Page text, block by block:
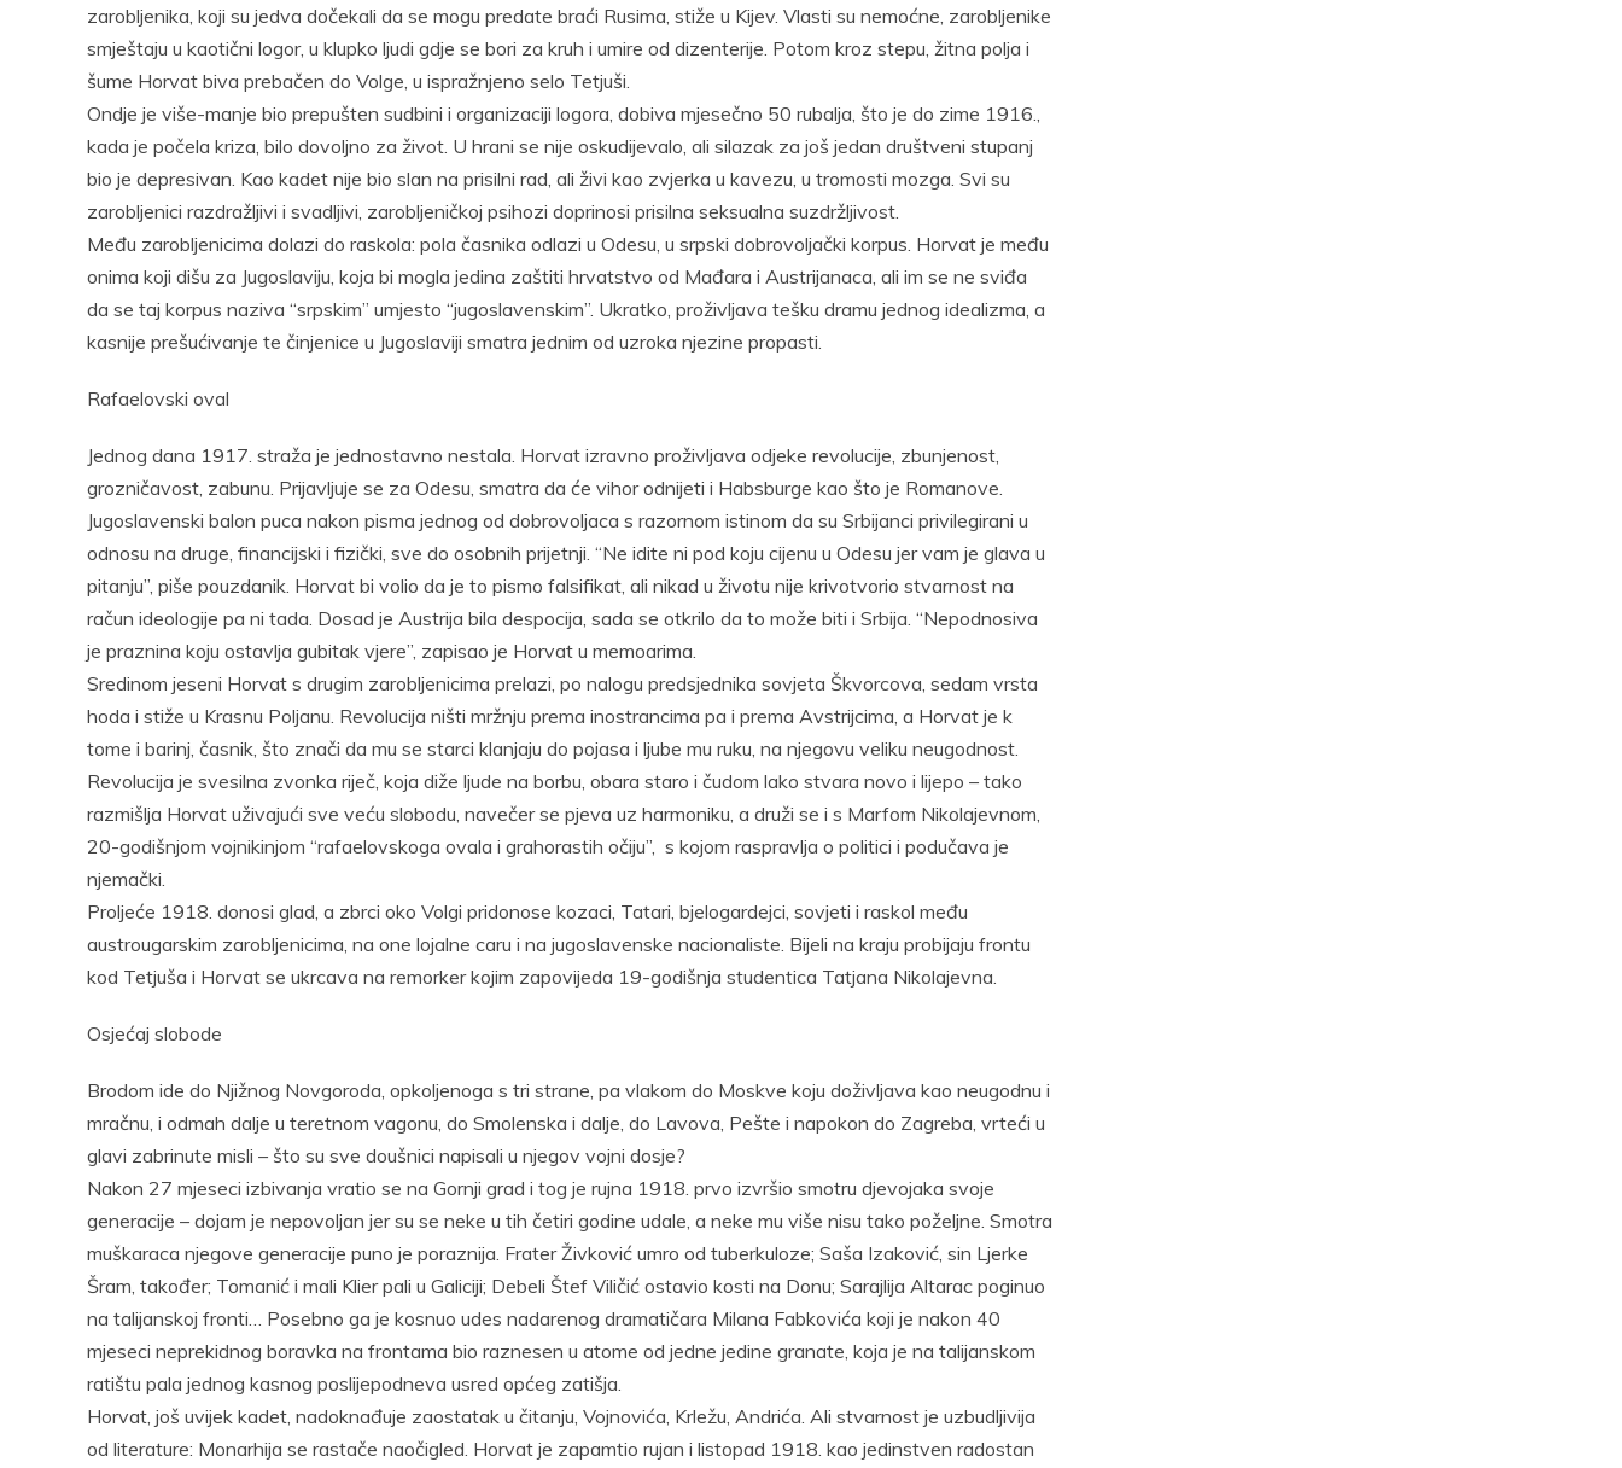
zarobljenika, koji su jedva dočekali da se mogu predate braći Rusima, stiže u Kijev. Vlasti su nemoćne, zarobljenike
smještaju u kaotični logor, u klupko ljudi gdje se bori za kruh i umire od dizenterije. Potom kroz stepu, žitna polja i
šume Horvat biva prebačen do Volge, u ispražnjeno selo Tetjuši.
Ondje je više-manje bio prepušten sudbini i organizaciji logora, dobiva mjesečno 50 rubalja, što je do zime 1916.,
kada je počela kriza, bilo dovoljno za život. U hrani se nije oskudijevalo, ali silazak za još jedan društveni stupanj
bio je depresivan. Kao kadet nije bio slan na prisilni rad, ali živi kao zvjerka u kavezu, u tromosti mozga. Svi su
zarobljenici razdražljivi i svadljivi, zarobljeničkoj psihozi doprinosi prisilna seksualna suzdržljivost.
Među zarobljenicima dolazi do raskola: pola časnika odlazi u Odesu, u srpski dobrovoljački korpus. Horvat je među
onima koji dišu za Jugoslaviju, koja bi mogla jedina zaštiti hrvatstvo od Mađara i Austrijanaca, ali im se ne sviđa
da se taj korpus naziva “srpskim” umjesto “jugoslavenskim”. Ukratko, proživljava tešku dramu jednog idealizma, a
kasnije prešućivanje te činjenice u Jugoslaviji smatra jednim od uzroka njezine propasti.
Rafaelovski oval
Jednog dana 1917. straža je jednostavno nestala. Horvat izravno proživljava odjeke revolucije, zbunjenost,
grozničavost, zabunu. Prijavljuje se za Odesu, smatra da će vihor odnijeti i Habsburge kao što je Romanove.
Jugoslavenski balon puca nakon pisma jednog od dobrovoljaca s razornom istinom da su Srbijanci privilegirani u
odnosu na druge, financijski i fizički, sve do osobnih prijetnji. “Ne idite ni pod koju cijenu u Odesu jer vam je glava u
pitanju”, piše pouzdanik. Horvat bi volio da je to pismo falsifikat, ali nikad u životu nije krivotvorio stvarnost na
račun ideologije pa ni tada. Dosad je Austrija bila despocija, sada se otkrilo da to može biti i Srbija. “Nepodnosiva
je praznina koju ostavlja gubitak vjere”, zapisao je Horvat u memoarima.
Sredinom jeseni Horvat s drugim zarobljenicima prelazi, po nalogu predsjednika sovjeta Škvorcova, sedam vrsta
hoda i stiže u Krasnu Poljanu. Revolucija ništi mržnju prema inostrancima pa i prema Avstrijcima, a Horvat je k
tome i barinj, časnik, što znači da mu se starci klanjaju do pojasa i ljube mu ruku, na njegovu veliku neugodnost.
Revolucija je svesilna zvonka riječ, koja diže ljude na borbu, obara staro i čudom lako stvara novo i lijepo – tako
razmišlja Horvat uživajući sve veću slobodu, navečer se pjeva uz harmoniku, a druži se i s Marfom Nikolajevnom,
20-godišnjom vojnikinjom “rafaelovskoga ovala i grahorastih očiju”, s kojom raspravlja o politici i podučava je
njemački.
Proljeće 1918. donosi glad, a zbrci oko Volgi pridonose kozaci, Tatari, bjelogardejci, sovjeti i raskol među
austrougarskim zarobljenicima, na one lojalne caru i na jugoslavenske nacionaliste. Bijeli na kraju probijaju frontu
kod Tetjuša i Horvat se ukrcava na remorker kojim zapovijeda 19-godišnja studentica Tatjana Nikolajevna.
Osjećaj slobode
Brodom ide do Njižnog Novgoroda, opkoljenoga s tri strane, pa vlakom do Moskve koju doživljava kao neugodnu i
mračnu, i odmah dalje u teretnom vagonu, do Smolenska i dalje, do Lavova, Pešte i napokon do Zagreba, vrteći u
glavi zabrinute misli – što su sve doušnici napisali u njegov vojni dosje?
Nakon 27 mjeseci izbivanja vratio se na Gornji grad i tog je rujna 1918. prvo izvršio smotru djevojaka svoje
generacije – dojam je nepovoljan jer su se neke u tih četiri godine udale, a neke mu više nisu tako poželjne. Smotra
muškaraca njegove generacije puno je poraznija. Frater Živković umro od tuberkuloze; Saša Izaković, sin Ljerke
Šram, također; Tomanić i mali Klier pali u Galiciji; Debeli Štef Viličić ostavio kosti na Donu; Sarajlija Altarac poginuo
na talijanskoj fronti… Posebno ga je kosnuo udes nadarenog dramatičara Milana Fabkovića koji je nakon 40
mjeseci neprekidnog boravka na frontama bio raznesen u atome od jedne jedine granate, koja je na talijanskom
ratištu pala jednog kasnog poslijepodneva usred općeg zatišja.
Horvat, još uvijek kadet, nadoknađuje zaostatak u čitanju, Vojnovića, Krležu, Andrića. Ali stvarnost je uzbudljivija
od literature: Monarhija se rastače naočigled. Horvat je zapamtio rujan i listopad 1918. kao jedinstven radostan